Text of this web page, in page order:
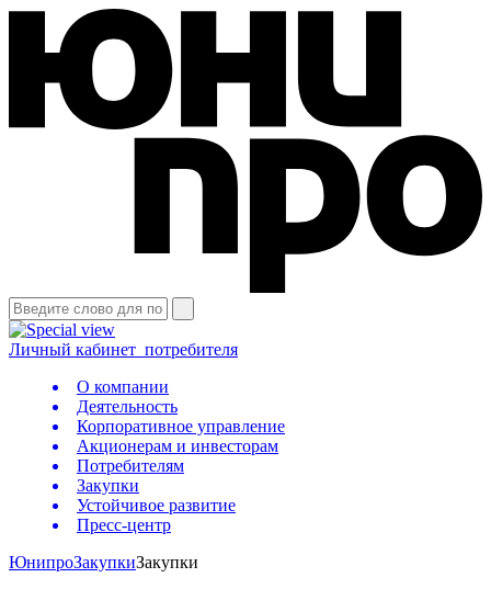
Личный кабинет потребителя
О компании
Деятельность
Корпоративное управление
Акционерам и инвесторам
Потребителям
Закупки
Устойчивое развитие
Пресс-центр
ЮнипроЗакупкиЗакупки